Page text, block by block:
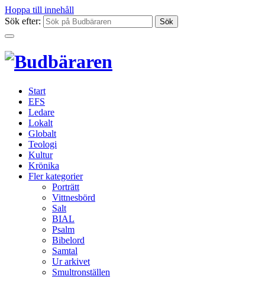
Hoppa till innehåll
Sök efter:
Start
EFS
Ledare
Lokalt
Globalt
Teologi
Kultur
Krönika
Fler kategorier
Porträtt
Vittnesbörd
Salt
BIAL
Psalm
Bibelord
Samtal
Ur arkivet
Smultronställen